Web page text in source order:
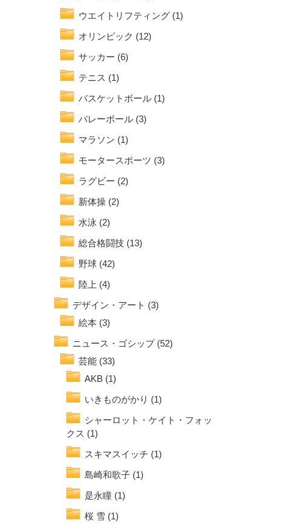
ウエイトリフティング (1)
オリンピック (12)
サッカー (6)
テニス (1)
バスケットボール (1)
バレーボール (3)
マラソン (1)
モータースポーツ (3)
ラグビー (2)
新体操 (2)
水泳 (2)
総合格闘技 (13)
野球 (42)
陸上 (4)
デザイン・アート (3)
絵本 (3)
ニュース・ゴシップ(52)
芸能 (33)
AKB (1)
いきものがかり (1)
シャーロット・ケイト・フォッ
クス (1)
スキマスイッチ (1)
島崎和歌子 (1)
是永瞳 (1)
桜 雪 (1)